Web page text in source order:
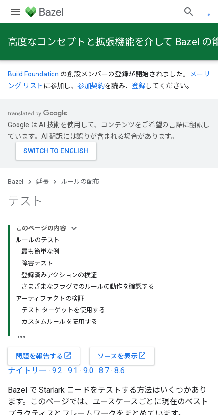
高度なコンセプトと拡張機能を介して Bazel
Build Foundation の創設メンバーの登録が開始されました。
メーリ
ング リスト に参加し、 参加契約を読み、 登録してください。
Google は AI 技術を使用して、コンテンツをご希望の言語に翻訳し
ています。AI 翻訳には誤りが含まれる場合があります。
Bazel 延長 ルールの配布
テスト
このページの内容
ルールのテスト
最も簡単な例
障害テスト
登録済みアクションの検証
さまざまなフラグでのルールの動作を確認する
アーティファクトの検証
テスト ターゲットを使用する
カスタムルールを使用する
問題を報告する open_in_new ソースを表示open_in_new
ナイトリー · 9.2 · 9.1 · 9.0 · 8.7 · 8.6
Bazel で Starlark コードをテストする方法はいくつかあり
ます。このページでは、ユースケースごとに現在のベスト